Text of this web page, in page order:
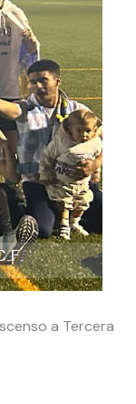
a Tercera